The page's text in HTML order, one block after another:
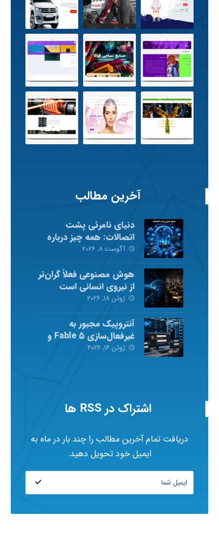
آخرین مطالب
دنیای نامرئی پشت
اتصالات: همه چیز درباره
شبکه‌های کامپیوتری
آگوست ۸, ۲۰۲۶
هوش مصنوعی فعلاً گران‌تر
از نیروی انسانی است
ژوئن ۱۸, ۲۰۲۶
آنتروپیک مجبور به
غیرفعال‌سازی Fable ۵ و
Mythos ۵ شد
ژوئن ۱۶, ۲۰۲۶
اشتراک در RSS ها
دریافت تمام آخرین مطالب را چند بار در ماه به
ایمیل خود تحویل دهید.